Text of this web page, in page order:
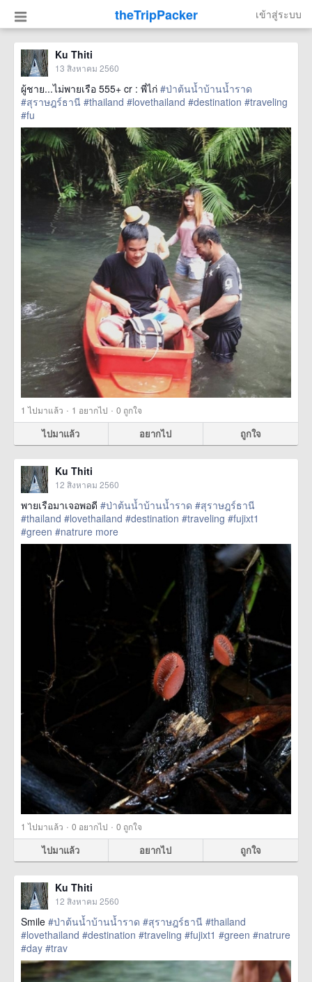
theTripPacker เข้าสู่ระบบ
Ku Thiti
13 สิงหาคม 2560
ผู้ชาย...ไม่พายเรือ 555+ cr : พี่ไก่ #ป่าต้นน้ำบ้านน้ำราด
#สุราษฎร์ธานี #thailand #lovethailand #destination #traveling
#fu
href=https://m.thetrippacker.com/th/image/location/208607>
more
1 ไปมาแล้ว · 1 อยากไป · 0 ถูกใจ
ไปมาแล้ว อยากไป ถูกใจ
Ku Thiti
12 สิงหาคม 2560
พายเรือมาเจอพอดี #ป่าต้นน้ำบ้านน้ำราด #สุราษฎร์ธานี
#thailand #lovethailand #destination #traveling #fujixt1
#green #natrure more
1 ไปมาแล้ว · 0 อยากไป · 0 ถูกใจ
ไปมาแล้ว อยากไป ถูกใจ
Ku Thiti
12 สิงหาคม 2560
Smile #ป่าต้นน้ำบ้านน้ำราด #สุราษฎร์ธานี #thailand
#lovethailand #destination #traveling #fujixt1 #green #natrure
#day #trav
href=https://m.thetrippacker.com/th/image/location/208593>
more